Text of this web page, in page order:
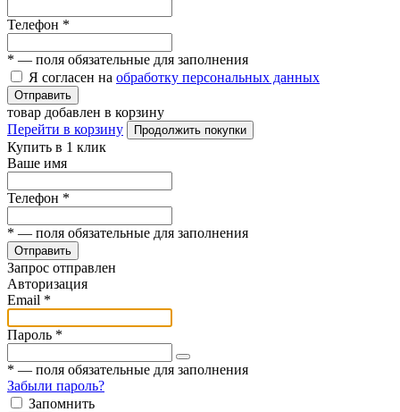
Телефон *
* — поля обязательные для заполнения
Я согласен на обработку персональных данных
Отправить
товар добавлен в корзину
Перейти в корзину
Продолжить покупки
Купить в 1 клик
Ваше имя
Телефон *
* — поля обязательные для заполнения
Отправить
Запрос отправлен
Авторизация
Email *
Пароль *
* — поля обязательные для заполнения
Забыли пароль?
Запомнить